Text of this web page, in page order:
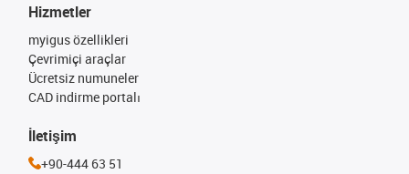
Hizmetler
myigus özellikleri
Çevrimiçi araçlar
Ücretsiz numuneler
CAD indirme portalı
İletişim
+90-444 63 51